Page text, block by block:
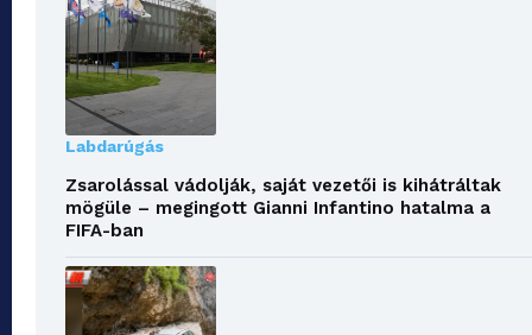
Labdarúgás
Zsarolással vádolják, saját vezetői is kihátráltak
mögüle – megingott Gianni Infantino hatalma a
FIFA-ban